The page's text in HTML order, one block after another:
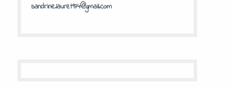
sandrine.lauret974@gmail.com